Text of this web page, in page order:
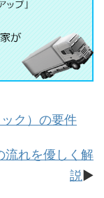
ク）の要件
流れを優しく解
説 ▶